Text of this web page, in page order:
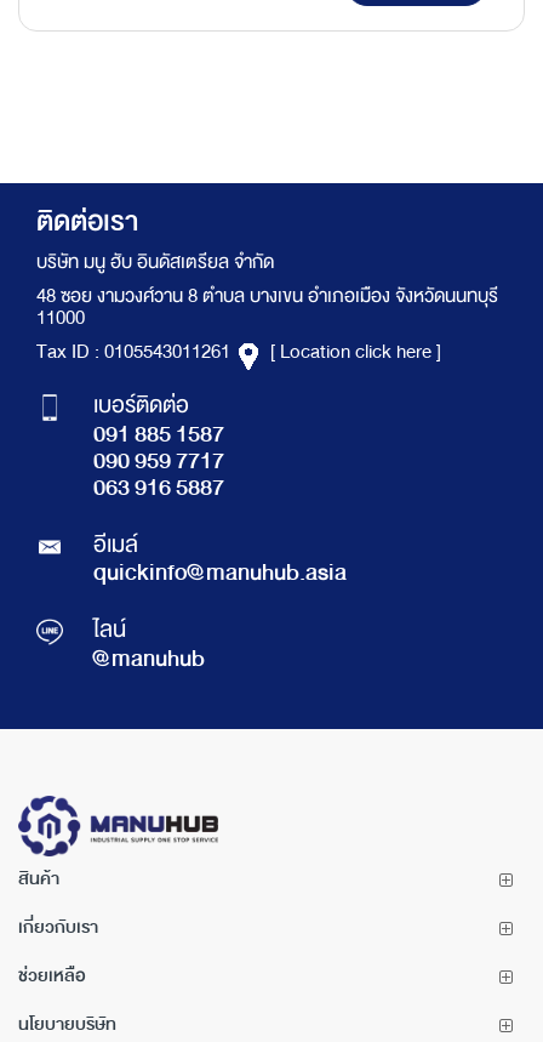
ติดต่อเรา
บริษัท มนู ฮับ อินดัสเตรียล จำกัด
48 ซอย งามวงศ์วาน 8 ตำบล บางเขน อำเภอเมือง จังหวัดนนทบุรี
11000
Tax ID : 0105543011261
[ Location click here ]
เบอร์ติดต่อ
091 885 1587
090 959 7717
063 916 5887
อีเมล์
quickinfo@manuhub.asia
ไลน์
@manuhub
สินค้า
เกี่ยวกับเรา
ช่วยเหลือ
นโยบายบริษัท